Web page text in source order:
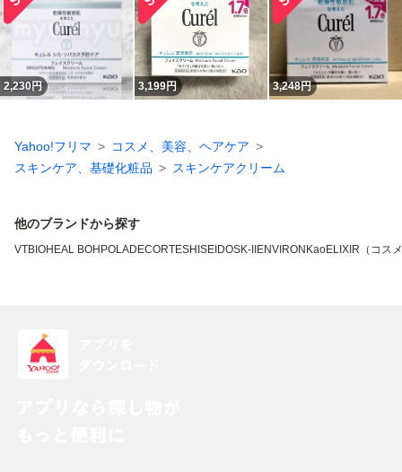
2,230円 3,199円 3,248円
Yahoo!フリマ
コスメ、美容、ヘアケア
スキンケア、基礎化粧品
スキンケアクリーム
他のブランドから探す
VTBIOHEAL BOH POLADECORTESHISEIDOSK-II ENVIRON KaoELIXIR（コス